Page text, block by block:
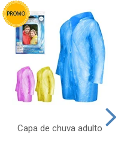
Capa de chuva adulto